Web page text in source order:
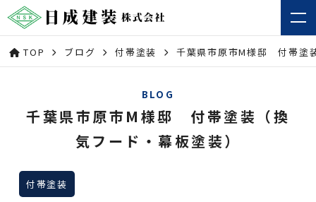
TOP ブログ 付帯塗装 千葉県市原市M様邸 付帯塗
BLOG
千葉県市原市M様邸 付帯塗装（換
気フード・幕板塗装）
付帯塗装